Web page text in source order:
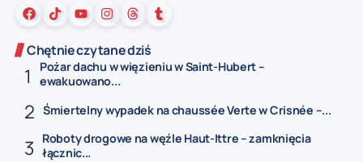
Chętnie czytane dziś
Pożar dachu w więzieniu w Saint-Hubert –
ewakuowano...
Śmiertelny wypadek na chaussée Verte w Crisnée –...
Roboty drogowe na węźle Haut-Ittre – zamknięcia
łącznic...